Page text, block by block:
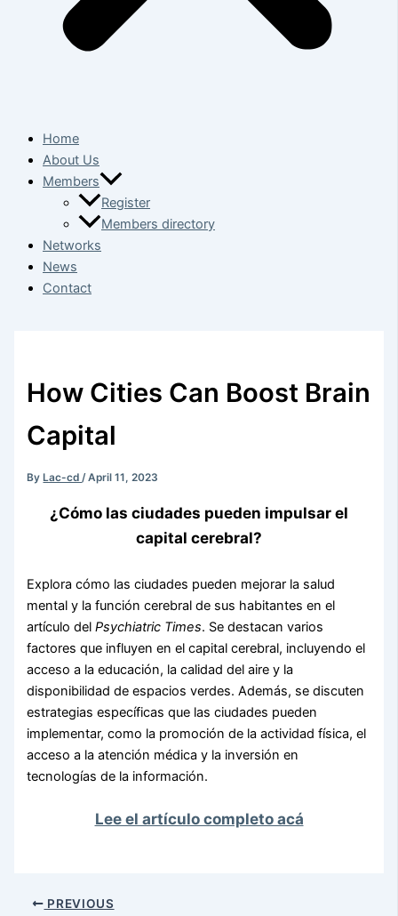
Home
About Us
Members
Register
Members directory
Networks
News
Contact
How Cities Can Boost Brain
Capital
By Lac-cd/April 11, 2023
¿Cómo las ciudades pueden impulsar el
capital cerebral?
Explora cómo las ciudades pueden mejorar la salud
mental y la función cerebral de sus habitantes en el
artículo delPsychiatric Times. Se destacan varios
factores que influyen en el capital cerebral, incluyendo el
acceso a la educación, la calidad del aire y la
disponibilidad de espacios verdes. Además, se discuten
estrategias específicas que las ciudades pueden
implementar, como la promoción de la actividad física, el
acceso a la atención médica y la inversión en
tecnologías de la información.
Lee el artículo completo acá
PREVIOUS